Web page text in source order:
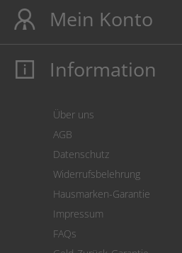
Mein Konto
Mein Konto
Cookie Einstellungen
Information
Über uns
AGB
Datenschutz
Widerrufsbelehrung
Hausmarken-Garantie
Impressum
FAQs